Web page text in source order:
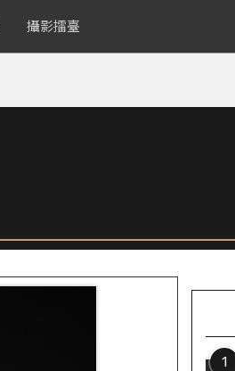
攝影擂臺
1